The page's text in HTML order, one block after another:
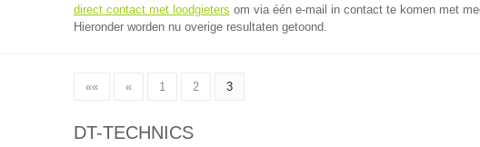
direct contact met loodgieters om via één e-mail in contact te komen met
Hieronder worden nu overige resultaten getoond.
«« « 1 2 3
DT-TECHNICS